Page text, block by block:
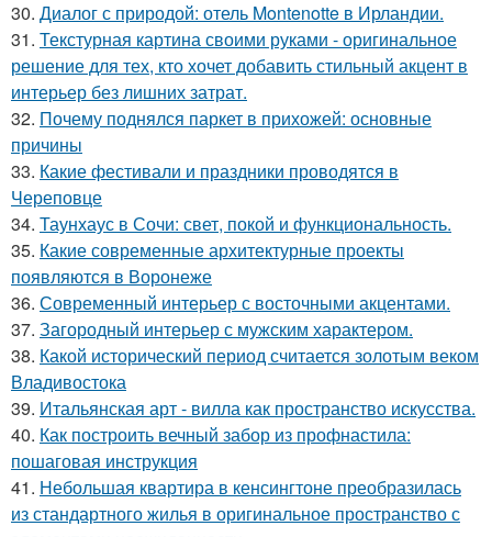
30. Диалог с природой: отель Montenotte в Ирландии.
31. Текстурная картина своими руками - оригинальное
решение для тех, кто хочет добавить стильный акцент в
интерьер без лишних затрат.
32. Почему поднялся паркет в прихожей: основные
причины
33. Какие фестивали и праздники проводятся в
Череповце
34. Таунхаус в Сочи: свет, покой и функциональность.
35. Какие современные архитектурные проекты
появляются в Воронеже
36. Современный интерьер с восточными акцентами.
37. Загородный интерьер с мужским характером.
38. Какой исторический период считается золотым веком
Владивостока
39. Итальянская арт - вилла как пространство искусства.
40. Как построить вечный забор из профнастила:
пошаговая инструкция
41. Небольшая квартира в кенсингтоне преобразилась
из стандартного жилья в оригинальное пространство с